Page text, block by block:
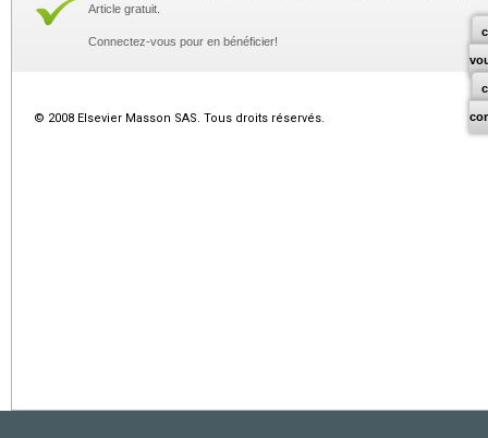
Article gratuit.
Connectez-vous pour en bénéficier!
© 2008 Elsevier Masson SAS. Tous droits réservés.